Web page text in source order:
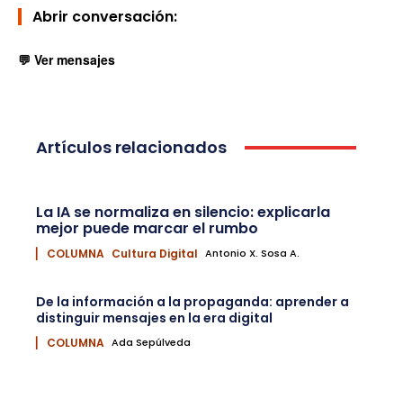
Abrir conversación:
💬 Ver mensajes
Artículos relacionados
La IA se normaliza en silencio: explicarla
mejor puede marcar el rumbo
▏ COLUMNA Cultura Digital Antonio X. Sosa A.
De la información a la propaganda: aprender a
distinguir mensajes en la era digital
▏ COLUMNA Ada Sepúlveda